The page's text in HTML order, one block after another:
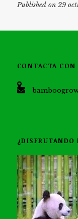
Published on 29
CONTACTA
¿DISFRUTANDO